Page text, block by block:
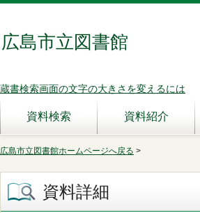
広島市立図書館
蔵書検索画面の文字の大きさを変えるには
資料検索 資料紹介
広島市立図書館ホームページへ戻る >
資料詳細